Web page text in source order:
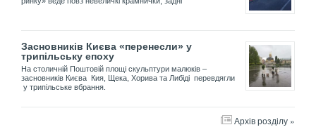
Засновників Києва «перенесли» у
трипільську епоху
На столичній Поштовій площі скульптури малюків –
засновників Києва Кия, Щека, Хорива та Либіді перевдягли
у трипільське вбрання.
Архів розділу »